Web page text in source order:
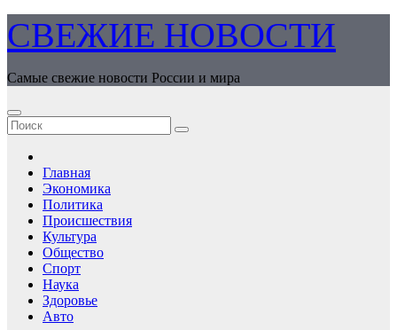
Перейти
к
содержимому
СВЕЖИЕ НОВОСТИ
Самые свежие новости России и мира
Главная
Экономика
Политика
Происшествия
Культура
Общество
Спорт
Наука
Здоровье
Авто